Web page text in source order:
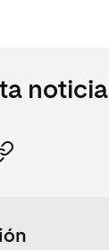
noticia